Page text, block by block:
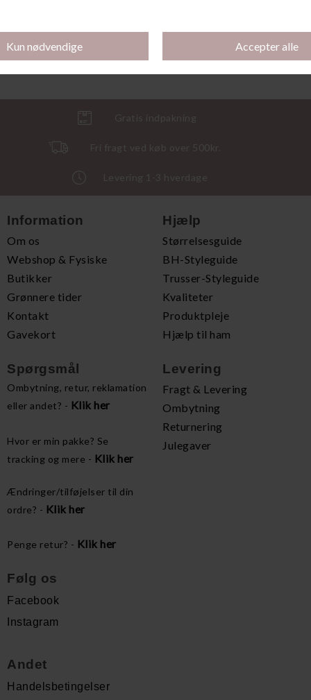
Norah Tai, Vert Argile
DKK 239,95
Norah Tanga, Vert Argile
DKK 239,95
Gratis indpakning
Fri fragt ved køb over 500kr.
Levering 1-3 hverdage
Information
Om os
Webshop & Fysiske
Butikker
Grønnere tider
Kontakt
Gavekort
Hjælp
Størrelsesguide
BH-Styleguide
Trusser-Styleguide
Kvaliteter
Produktpleje
Hjælp til ham
Spørgsmål
Ombytning, retur, reklamation
eller andet? - Klik her
Hvor er min pakke? Se
tracking og mere - Klik her
Ændringer/tilføjelser til din
ordre? - Klik her
Penge retur? - Klik her
Levering
Fragt & Levering
Ombytning
Returnering
Julegaver
Følg os
Facebook
Instagram
Andet
Handelsbetingelser